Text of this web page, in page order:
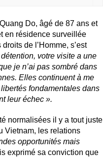
Do, âgé de 87 ans et
en résidence surveillée
de l’Homme, s’est
votre visite a une
je n’ai pas sombré dans
Elles continuent à me
fondamentales dans
leur échec ».
normalisées il y a tout juste
Vietnam, les relations
opportunités mais
exprimé sa conviction que